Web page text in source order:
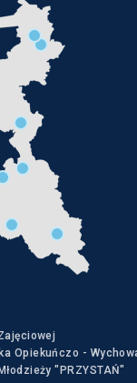
Opiekuńczo -
"PRZYSTAŃ"